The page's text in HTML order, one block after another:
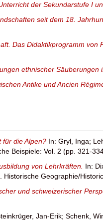
der Sekundarstufe I
seit dem 18.
Das Didaktikprogramm von
ethnischer Säuberungen
Antike und Ancien
für die Alpen? In: Gryl, Inga;
Beispiele: Vol. 2 (pp. 321-
von Lehrkräften. In:
Geographie/
und schweizerischer
Jan-Erik; Schenk,